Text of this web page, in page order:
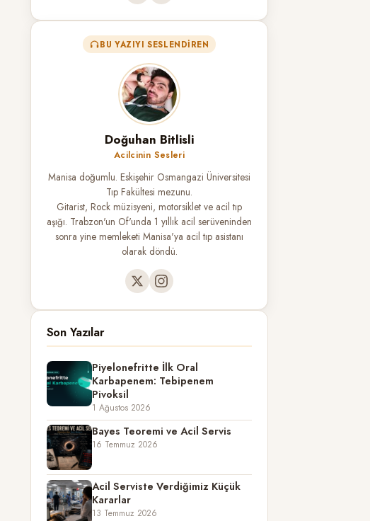
BU YAZIYI SESLENDIREN
Doğuhan Bitlisli
Acilcinin Sesleri
Manisa doğumlu. Eskişehir Osmangazi Üniversitesi
Tıp Fakültesi mezunu.
Gitarist, Rock müzisyeni, motorsiklet ve acil tıp
aşığı. Trabzon'un Of'unda 1 yıllık acil serüveninden
sonra yine memleketi Manisa'ya acil tıp asistanı
olarak döndü.
Son Yazılar
Piyelonefritte İlk Oral
Karbapenem: Tebipenem
Pivoksil
1 Ağustos 2026
Bayes Teoremi ve Acil Servis
16 Temmuz 2026
Acil Serviste Verdiğimiz Küçük
Kararlar
13 Temmuz 2026